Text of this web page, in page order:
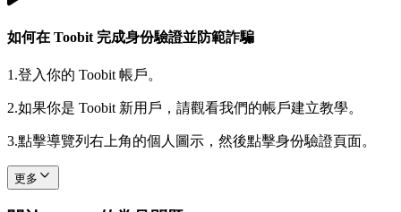
如何在 Toobit 完成身份驗證並防範詐騙
1.登入你的 Toobit 帳戶。
2.如果你是 Toobit 新用戶，請觀看我們的帳戶建立教學。
3.點擊導覽列右上角的個人圖示，然後點擊身份驗證頁面。
更多